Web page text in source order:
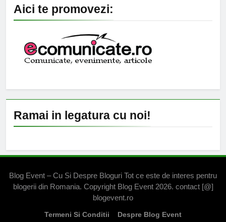
Aici te promovezi:
Ramai in legatura cu noi!
Blog Event – Cu Si Despre Bloguri Tot ce este de interes pentru
blogerii din Romania. Copyright Blog Event 2026. contact [@]
blogevent.ro
Termeni Si Conditii
Despre Blog Event